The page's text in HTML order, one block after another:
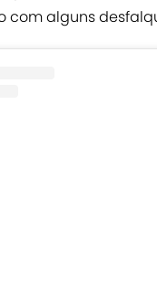
com alguns